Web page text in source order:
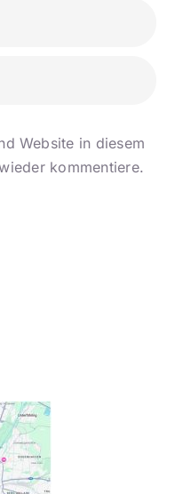
Website in diesem
kommentiere.